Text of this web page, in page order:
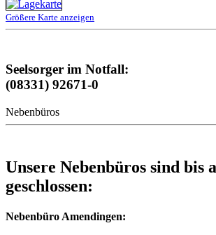
Größere Karte anzeigen
Seelsorger im Notfall:
(08331) 92671-0
Nebenbüros
Unsere Nebenbüros sind bis
geschlossen:
Nebenbüro Amendingen: